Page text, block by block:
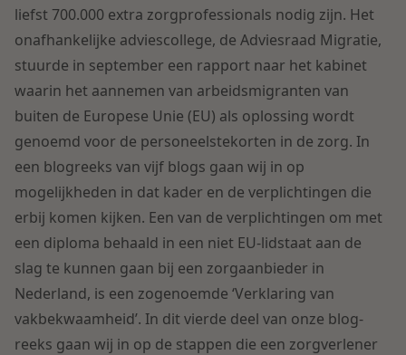
Zorg & Sociaal domein
Vastgoed
Overheid & Omgeving
Aanbesteding & Mededinging
Aansprakelijkheid & Verzekering
Litigation
Dichtbij de kansen en uitdagingen in de
woningbouw
Lees meer
Dichtbij de wendbare onderneming
Lees meer
liefst 700.000 extra zorgprofessionals nodig zijn. Het
onafhankelijke adviescollege, de Adviesraad Migratie,
stuurde in september een rapport naar het kabinet
waarin het aannemen van arbeidsmigranten van
buiten de Europese Unie (EU) als oplossing wordt
genoemd voor de personeelstekorten in de zorg. In
een blogreeks van vijf blogs gaan wij in op
mogelijkheden in dat kader en de verplichtingen die
erbij komen kijken. Een van de verplichtingen om met
een diploma behaald in een niet EU-lidstaat aan de
slag te kunnen gaan bij een zorgaanbieder in
Nederland, is een zogenoemde ‘Verklaring van
vakbekwaamheid’. In dit vierde deel van onze blog-
reeks gaan wij in op de stappen die een zorgverlener